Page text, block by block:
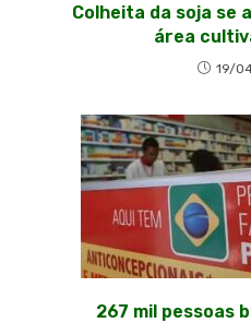
Colheita da soja se
área
19/
267 mil pessoas